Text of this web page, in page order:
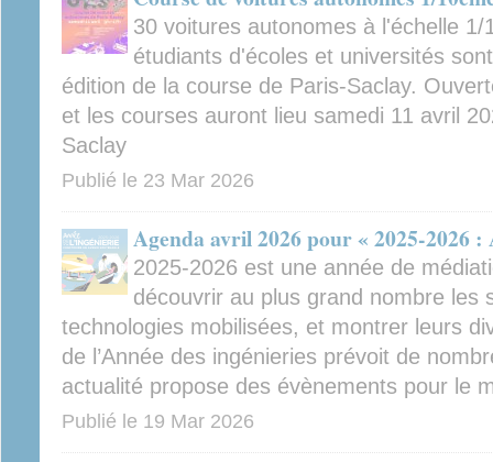
30 voitures autonomes à l'échelle
étudiants d'écoles et universités
édition de la course de Paris-Saclay.
et les courses auront lieu samedi 11 avril
Saclay
Publié le 23 Mar 2026
Agenda avril 2026 pour « 2025-2026 :
2025-2026 est une année de
découvrir au plus grand nombre les
technologies mobilisées, et montrer leurs
de l’Année des ingénieries prévoit de
actualité propose des évènements pour le
Publié le 19 Mar 2026